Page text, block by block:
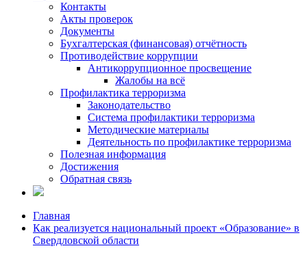
Контакты
Акты проверок
Документы
Бухгалтерская (финансовая) отчётность
Противодействие коррупции
Антикоррупционное просвещение
Жалобы на всё
Профилактика терроризма
Законодательство
Система профилактики терроризма
Методические материалы
Деятельность по профилактике терроризма
Полезная информация
Достижения
Обратная связь
Главная
Как реализуется национальный проект «Образование» в
Свердловской области